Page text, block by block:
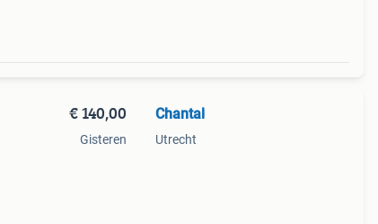
€ 140,00
Gisteren
Chantal
Utrecht